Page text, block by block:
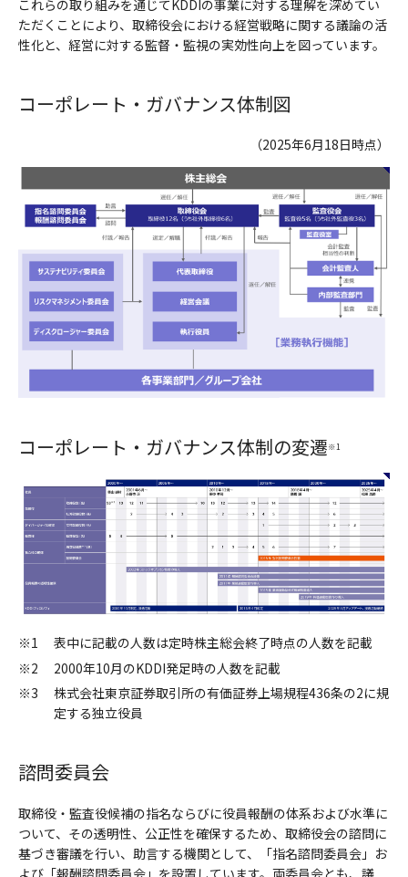
これらの取り組みを通じてKDDIの事業に対する理解を深めてい
ただくことにより、取締役会における経営戦略に関する議論の活
性化と、経営に対する監督・監視の実効性向上を図っています。
コーポレート・ガバナンス体制図
（2025年6月18日時点）
コーポレート・ガバナンス体制の変遷※1
※1
表中に記載の人数は定時株主総会終了時点の人数を記載
※2
2000年10月のKDDI発足時の人数を記載
※3
株式会社東京証券取引所の有価証券上場規程436条の2に規
定する独立役員
諮問委員会
取締役・監査役候補の指名ならびに役員報酬の体系および水準に
ついて、その透明性、公正性を確保するため、取締役会の諮問に
基づき審議を行い、助言する機関として、「指名諮問委員会」お
よび「報酬諮問委員会」を設置しています。両委員会とも、議